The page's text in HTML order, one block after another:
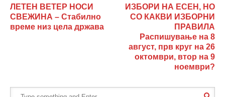
ЛЕТЕН ВЕТЕР НОСИ
СВЕЖИНА – Стабилно
време низ цела држава
ИЗБОРИ НА ЕСЕН, НО
СО КАКВИ ИЗБОРНИ
ПРАВИЛА
Распишување на 8
август, прв круг на 26
октомври, втор на 9
ноември?